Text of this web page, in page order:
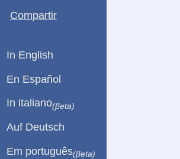
Compartir
In English
En Español
In italiano(βeta)
Auf Deutsch
Em português(βeta)